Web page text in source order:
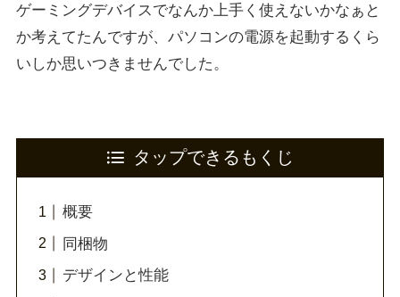
ゲーミングデバイスでなんか上手く使えないかなぁと
か考えてたんですが、パソコンの電源を起動するくら
いしか思いつきませんでした。
タップできるもくじ
概要
同梱物
デザインと性能